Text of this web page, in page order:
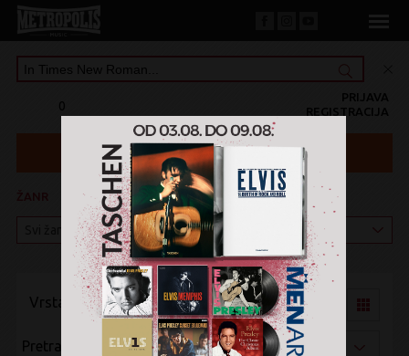
0 REGISTRACIJA
PRIJAVA
KATEGORIJA
Vrsta pregleda:
Pretraži po: